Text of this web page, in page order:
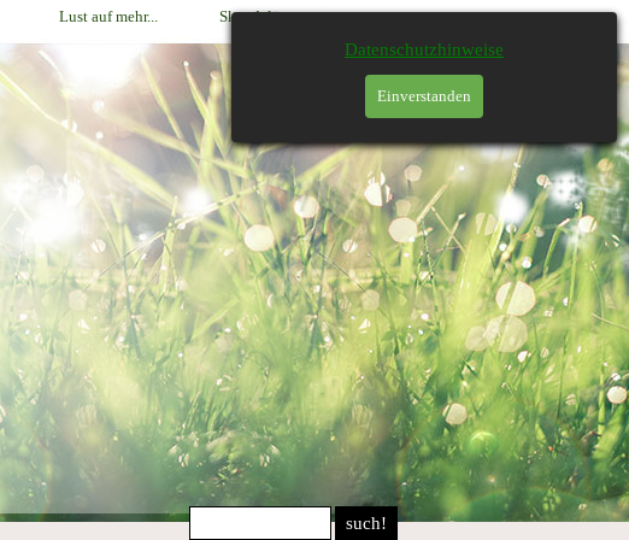
such!
Lust auf mehr... Skandalös
Datenschutzhinweise
Einverstanden